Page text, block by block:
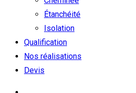
Étanchéité
Isolation
Qualification
Nos réalisations
Devis